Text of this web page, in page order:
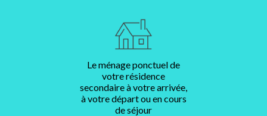
Le ménage ponctuel de
votre résidence
secondaire à votre arrivée,
à votre départ ou en cours
de séjour